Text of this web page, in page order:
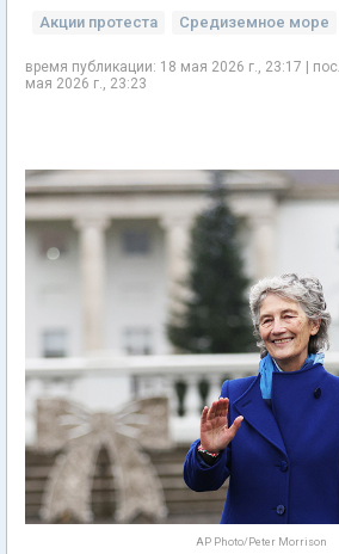
Акции протеста Средиземное море
время публикации: 18 мая 2026 г., 23:17 |
мая 2026 г., 23:23
AP Photo/Peter Morrison